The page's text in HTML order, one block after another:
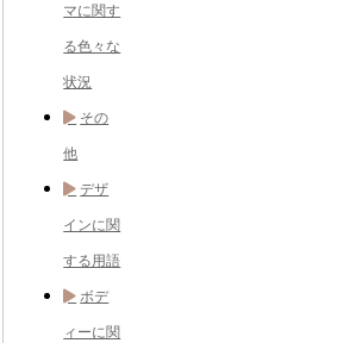
マに関す
る色々な
状況
その
他
デザ
インに関
する用語
ボデ
ィーに関